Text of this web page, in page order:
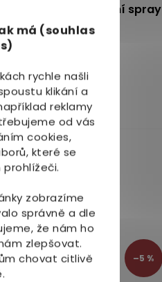
má (souhlas
rychle našli
klikání a
reklamy
od vás
cookies,
které se
zobrazíme
správně a dle
že nám ho
zlepšovat.
chovat citlivě
Pharma Aurecon ušní spray
Junior 30 ml
155 Kč
Do košíku
–5 %